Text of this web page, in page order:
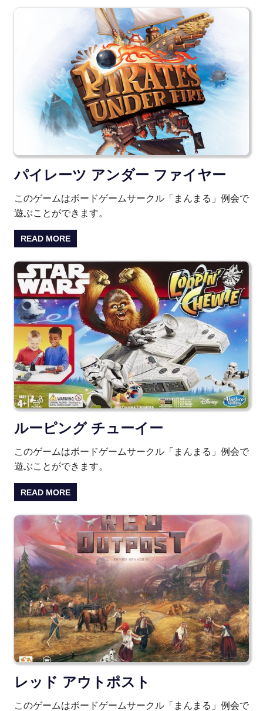
パイレーツ アンダー ファイヤー
このゲームはボードゲームサークル「まんまる」例会で
遊ぶことができます。
READ MORE
ルーピング チューイー
このゲームはボードゲームサークル「まんまる」例会で
遊ぶことができます。
READ MORE
レッド アウトポスト
このゲームはボードゲームサークル「まんまる」例会で